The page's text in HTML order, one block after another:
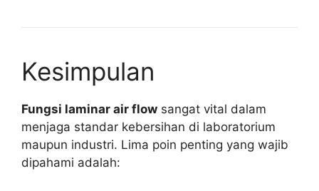
Kesimpulan
Fungsi laminar air flow sangat vital dalam
menjaga standar kebersihan di laboratorium
maupun industri. Lima poin penting yang wajib
dipahami adalah: